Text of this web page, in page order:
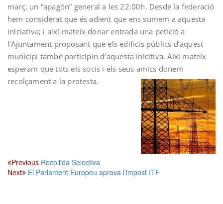
març, un “apagón” general a les 22:00h. Desde la federació
hem considerat que és adient que ens sumem a aquesta
iniciativa; i així mateix donar entrada una petició a
l’Ajuntament proposant que els edificis públics d’aquest
municipi també participin d’aquesta inicitiva. Així mateix
esperam que tots els socis i els seus amics donem
recolçament a la protesta.
Navegació
d'entrades
Previous Recollida Selectiva
Next
El Parlament Europeu aprova l’impost ITF